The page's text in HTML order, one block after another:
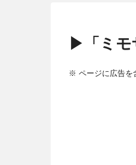
▶「ミモ
※ ページに広告を